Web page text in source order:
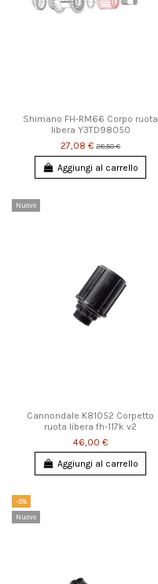
Shimano FH-RM66 Corpo ruota
libera Y3TD98050
27,08 € 28,50 €
Aggiungi al carrello
Nuovo
Cannondale K81052 Corpetto
ruota libera fh-117k v2
46,00 €
Aggiungi al carrello
-5%
Nuovo